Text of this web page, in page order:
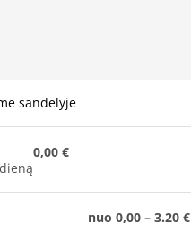
sandelyje
0,00 €
nuo 0,00 – 3.20 €